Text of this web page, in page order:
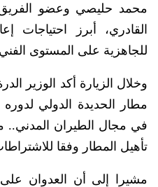
محمد حليصي وعضو الفريق
القادري، أبرز احتياجات
للجاهزية على المستوى الفني
وخلال الزيارة أكد الوزير
مطار الحديدة الدولي لدوره
في مجال الطيران المدني..
تأهيل المطار وفقا
مشيرا إلى أن العدوان